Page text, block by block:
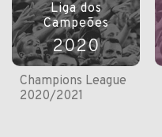
Liga dos
Campeões
2020
Champions League
2020/2021